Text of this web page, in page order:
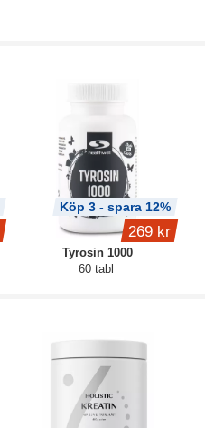
Tyrosin 1000
60 tabl
Köp 3 - spara 12%
269 kr